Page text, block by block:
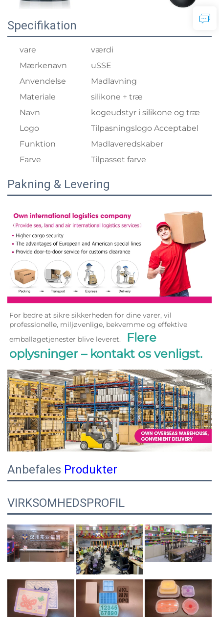
Specifikation
vare
værdi
Mærkenavn
uSSE
Anvendelse
Madlavning
Materiale
silikone + træ
Navn
kogeudstyr i silikone og træ
Logo
Tilpasningslogo Acceptabel
Funktion
Madlaveredskaber
Farve
Tilpasset farve
Pakning & Levering
For bedre at sikre sikkerheden for dine varer, vil
professionelle, miljøvenlige, bekvemme og effektive
emballagetjenester blive leveret.
Flere
oplysninger – kontakt os venligst.
Anbefales Produkter
VIRKSOMHEDSPROFIL